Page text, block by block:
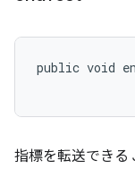
public void
指標を転送できる